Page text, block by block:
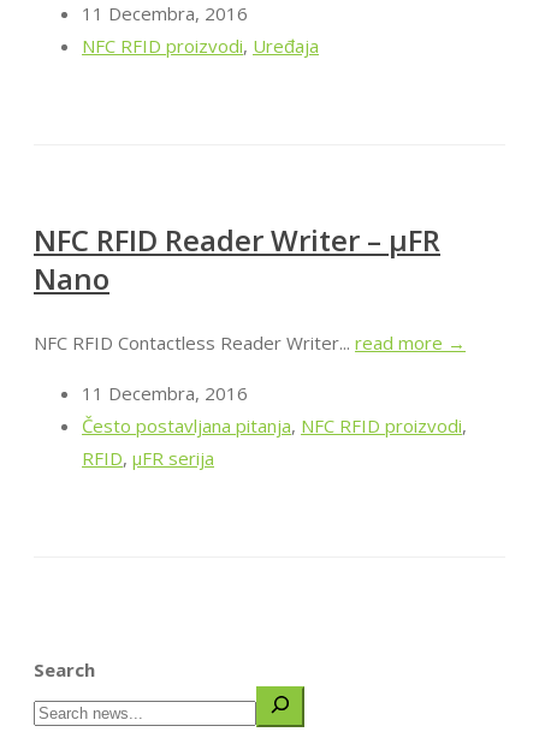
11 Decembra, 2016
NFC RFID proizvodi, Uređaja
NFC RFID Reader Writer – μFR
Nano
NFC RFID Contactless Reader Writer... read more →
11 Decembra, 2016
Često postavljana pitanja, NFC RFID proizvodi,
RFID, μFR serija
Search